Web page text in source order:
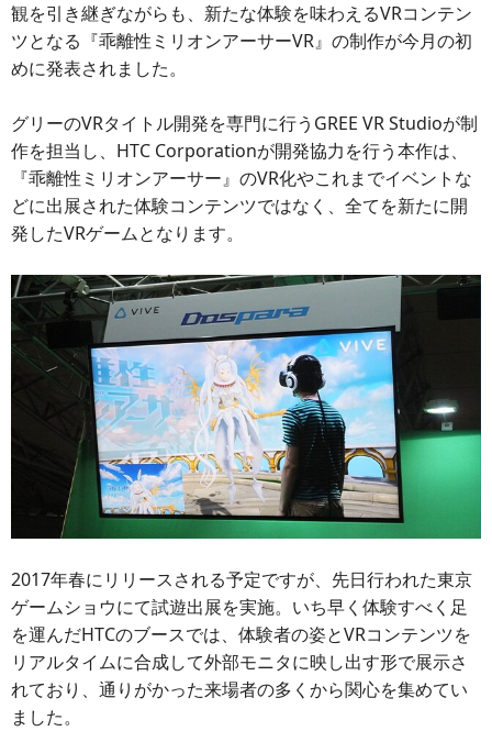
観を引き継ぎながらも、新たな体験を味わえるVRコンテン
ツとなる『乖離性ミリオンアーサーVR』の制作が今月の初
めに発表されました。
グリーのVRタイトル開発を専門に行うGREE VR Studioが制
作を担当し、HTC Corporationが開発協力を行う本作は、
『乖離性ミリオンアーサー』のVR化やこれまでイベントな
どに出展された体験コンテンツではなく、全てを新たに開
発したVRゲームとなります。
2017年春にリリースされる予定ですが、先日行われた東京
ゲームショウにて試遊出展を実施。いち早く体験すべく足
を運んだHTCのブースでは、体験者の姿とVRコンテンツを
リアルタイムに合成して外部モニタに映し出す形で展示さ
れており、通りがかった来場者の多くから関心を集めてい
ました。